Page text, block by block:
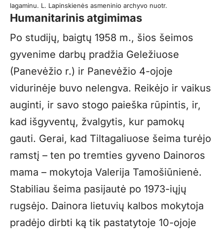
lagaminu. L. Lapinskienės asmeninio archyvo nuotr.
Humanitarinis atgimimas
Po studijų, baigtų 1958 m., šios šeimos
gyvenime darbų pradžia Geležiuose
(Panevėžio r.) ir Panevėžio 4-ojoje
vidurinėje buvo nelengva. Reikėjo ir vaikus
auginti, ir savo stogo paieška rūpintis, ir,
kad išgyventų, žvalgytis, kur pamokų
gauti. Gerai, kad Tiltagaliuose šeima turėjo
ramstį – ten po tremties gyveno Dainoros
mama – mokytoja Valerija Tamošiūnienė.
Stabiliau šeima pasijautė po 1973-iųjų
rugsėjo. Dainora lietuvių kalbos mokytoja
pradėjo dirbti ką tik pastatytoje 10-ojoje